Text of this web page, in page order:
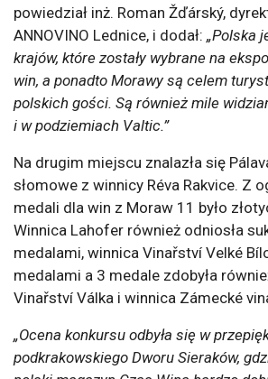
powiedział inż. Roman Žďárský,
ANNOVINO Lednice, i dodał: „Polska
krajów, które zostały wybrane na
win, a ponadto Morawy są celem
polskich gości. Są również mile
i w podziemiach Valtic.”
Na drugim miejscu znalazła się
słomowe z winnicy Réva Rakvice. Z
medali dla win z Moraw 11 było
Winnica Lahofer również odniosła
medalami, winnica Vinařství Velké
medalami a 3 medale zdobyła
Vinařství Válka i winnica Zámecké
„Ocena konkursu odbyła się w
podkrakowskiego Dworu Sieraków,